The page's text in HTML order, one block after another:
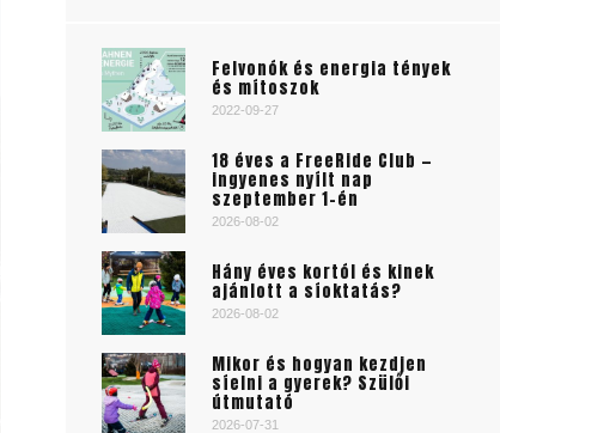
Felvonók és energia tények
és mítoszok
2022-09-27
18 éves a FreeRide Club —
ingyenes nyílt nap
szeptember 1-én
2026-08-02
Hány éves kortól és kinek
ajánlott a síoktatás?
2026-08-02
Mikor és hogyan kezdjen
síelni a gyerek? Szülői
útmutató
2026-07-31